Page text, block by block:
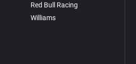
Red Bull Racing
Williams